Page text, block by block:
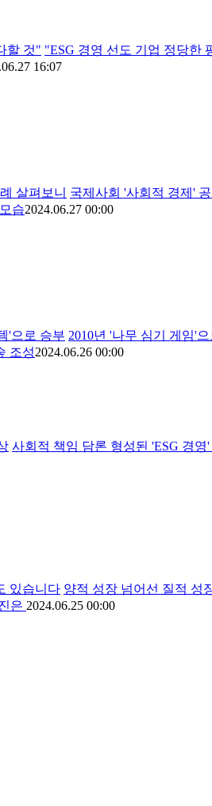
할 것" "ESG 경영 선도 기업 정당한
16:07
살펴보니 국제사회 '사회적 경제'
습2024.06.27 00:00
'으로 승부 2010년 '나무 심기 게임'
조성2024.06.26 00:00
사회적 책임 담론 형성된 'ESG 경
있습니다 양적 성장 넘어선 질적 성
은 2024.06.25 00:00